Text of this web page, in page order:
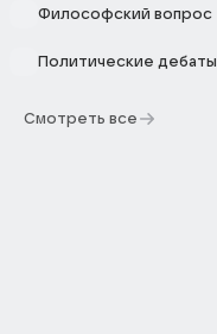
Философский вопрос
Политические дебаты
Смотреть все